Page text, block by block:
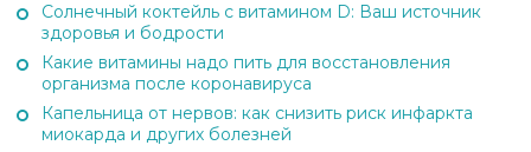
Солнечный коктейль с витамином D: Ваш источник
здоровья и бодрости
Какие витамины надо пить для восстановления
организма после коронавируса
Капельница от нервов: как снизить риск инфаркта
миокарда и других болезней